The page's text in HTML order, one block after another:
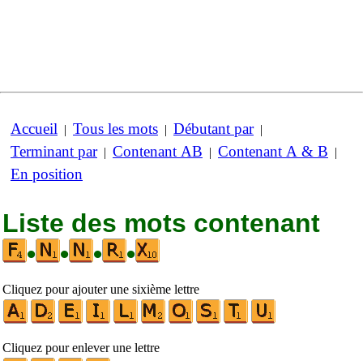
Accueil | Tous les mots | Débutant par|
Terminant par| Contenant AB | Contenant A & B |
En position
Liste des mots contenant
•
• • •
Cliquez pour ajouter une sixième lettre
Cliquez pour enlever une lettre